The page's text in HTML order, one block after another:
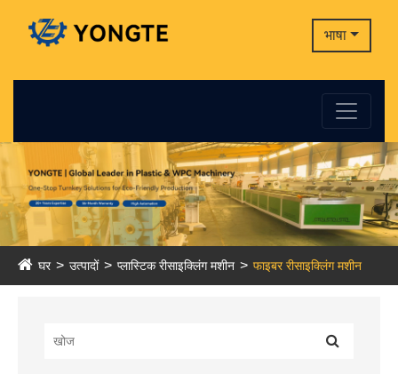
भाषा
घर उत्पादों प्लास्टिक रीसाइक्लिंग मशीन फाइबर रीसाइक्लिंग मशीन